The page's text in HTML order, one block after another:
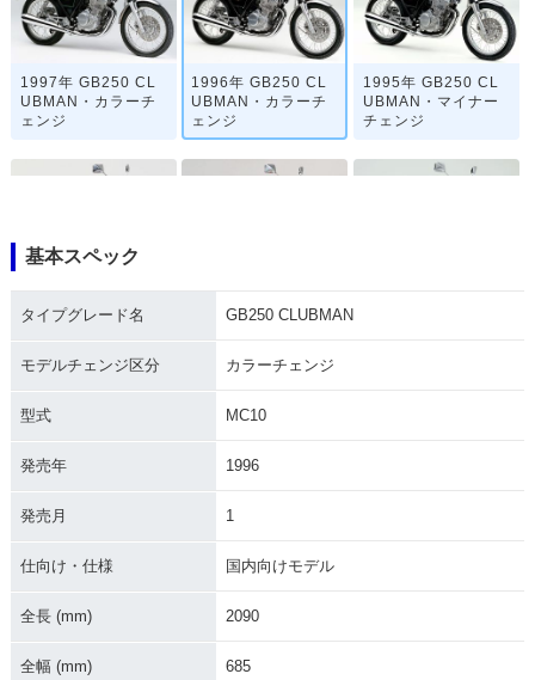
1997年 GB250 CL
UBMAN・カラーチ
ェンジ
1996年 GB250 CL
UBMAN・カラーチ
ェンジ
1995年 GB250 CL
UBMAN・マイナー
チェンジ
UBMAN・カラーチ
UBMAN・カラーチ
1988年 GB250 CL
チェンジ
1987年 GB250 CL
チェンジ
基本スペック
タイプグレード名 GB250 CLUBMAN
モデルチェンジ区分 カラーチェンジ
型式 MC10
発売年 1996
発売月 1
仕向け・仕様 国内向けモデル
全長 (mm) 2090
全幅 (mm) 685